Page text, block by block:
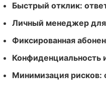
Быстрый отклик:
Личный менеджер
Фиксированная
Конфиденциальность
Минимизация рисков: